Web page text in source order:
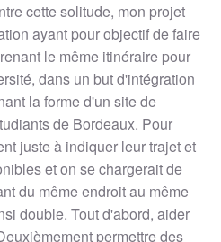
cette solitude, mon projet
ayant pour objectif de faire
le même itinéraire pour
dans un but d'intégration
la forme d'un site de
de Bordeaux. Pour
juste à indiquer leur trajet et
et on se chargerait de
du même endroit au même
double. Tout d'abord, aider
permettre des